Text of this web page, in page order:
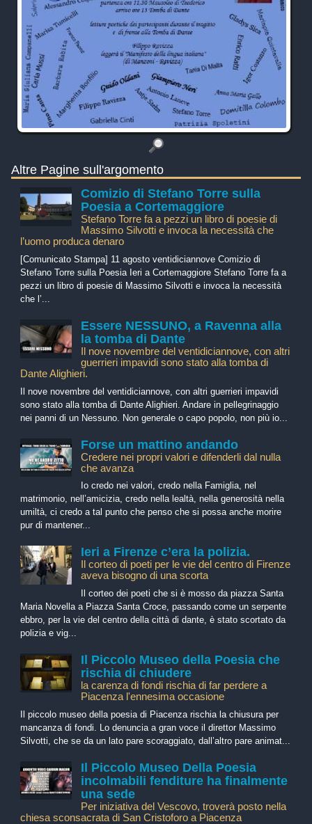
Altre Pagine sull'argomento
Comizio di Stefano Torre sulla
Poesia a Cortemaggiore
Stefano Torre fa a pezzi un libro di poesie di
Massimo Silvotti e invoca la necessità che
l’uomo produca denaro
[Comunicato Stampa] 11 agosto ventidiciannove Comizio di
Stefano Torre sulla Poesia Ieri a Cortemaggiore Stefano Torre fa a
pezzi un libro di poesie di Massimo Silvotti e invoca la necessità
che l’...
Essere NESSUNO, a Ravenna alla
la tomba di Dante
Il nove novembre del ventidiciannove, con altri
guerrieri impavidi sono stato alla tomba di
Dante Alighieri.
Il nove novembre del ventidiciannove, con altri guerrieri impavidi
sono stato alla tomba di Dante Alighieri. Andare in pellegrinaggio
nei panni di un Nessuno. Non generale o capo popolo, non più io...
Forse un mattino andando
Credere nei propri valori e difenderli dal nulla
che avanza
Io credo nei valori, credo nella Famiglia, nel
matrimonio, nell’amicizia, credo nella lealtà, nella generosità nella
umiltà, ci credo a tal punto che penso che si possa anche morire
pur di mantener...
Ieri a Firenze c’era la polizia.
Il corteo di poeti per le vie del centro di Firenze
aveva bisogno di una scorta
Il corteo dei poeti che si è mosso da piazza Santa
Maria Novella a Piazza Santa Croce, passando come un serpente
ebbro, per la vie del centro della città di dante, è stato scortato da
polizia e vig...
Il Piccolo Museo della Poesia che
rischia di chiudere
la carenza di fondi rischia di far perdere a
Piacenza l'ennesima occasione
Il piccolo museo della poesia di Piacenza rischia la chiusura per
mancanza di fondi. Lo denuncia a gran voce il direttor Massimo
Silvotti, che se da un lato pare scoraggiato, dall’altro pare animat...
Il Piccolo Museo Della Poesia
incolmabili fenditure ha finalmente
una sede
Per iniziativa del Vescovo, troverà posto nella
chiesa sconsacrata di San Cristoforo a Piacenza